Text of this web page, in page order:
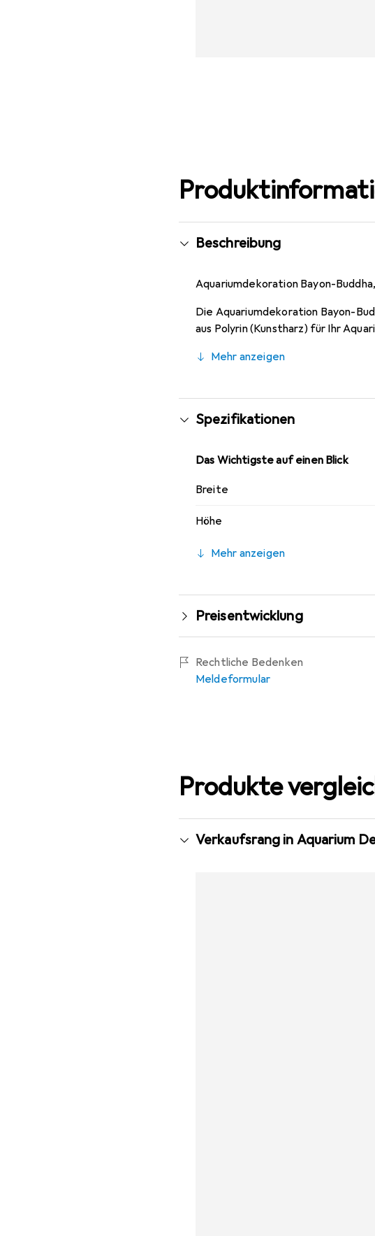
Beschreibung
Aquariumdekoration Bayon-
Die Aquariumdekoration Bayon-
aus Polyrin (Kunstharz) für Ihr
Mehr anzeigen
Spezifikationen
Das Wichtigste auf einen Blick
Breite
Höhe
Mehr anzeigen
Preisentwicklung
Rechtliche Bedenken
Meldeformular
Produkte
Verkaufsrang in Aquarium